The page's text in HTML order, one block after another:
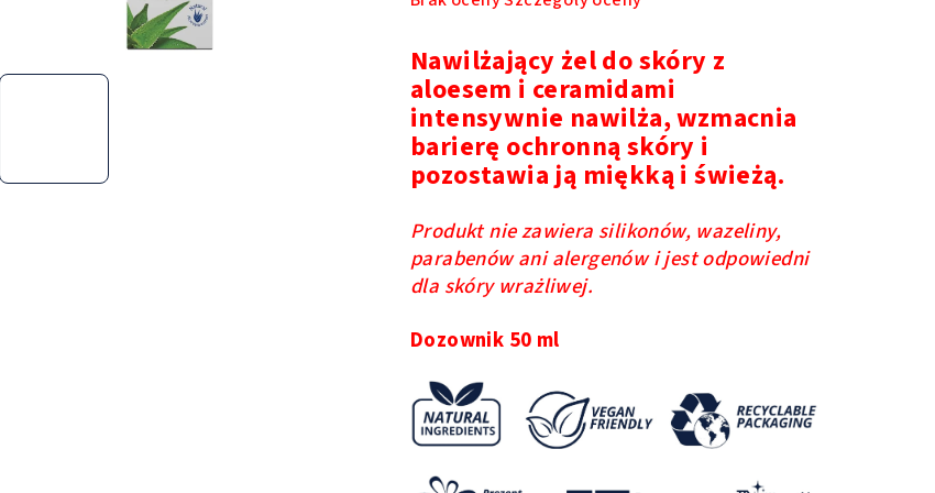
produktu
wynosi
0,0
na
5
gwiazdek.
Nawilżający żel do skóry z
aloesem i ceramidami
intensywnie nawilża, wzmacnia
barierę ochronną skóry i
pozostawia ją miękką i świeżą.
Produkt nie zawiera silikonów, wazeliny,
parabenów ani alergenów i jest odpowiedni
dla skóry wrażliwej.
Dozownik 50 ml